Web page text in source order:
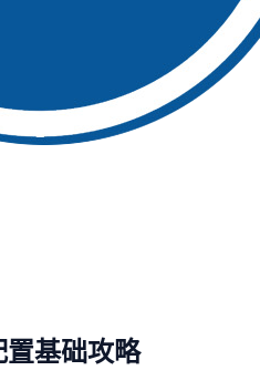
置基础攻略